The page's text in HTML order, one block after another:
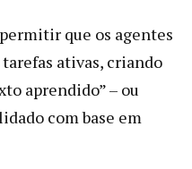
que os agentes
ativas, criando
aprendido” – ou
com base em